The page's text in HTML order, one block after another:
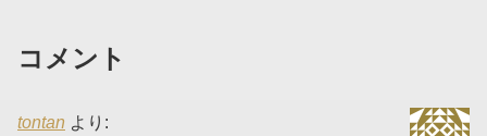
コメント
tontan より: